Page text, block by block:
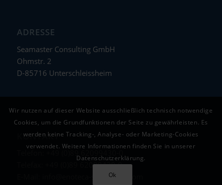
ADRESSE
Seamaster Consulting GmbH
Ohmstr. 2
D-85716 Unterschleissheim
KONTAKT
Telefax: +49 (0)89 62099430-9
info@enoteca-seamaster.com
Wir nutzen auf dieser Website ausschließlich technisch notwendige
Cookies, um die Grundfunktionen der Seite zu gewährleisten. Es
werden keine Tracking-, Analyse- oder Marketing-Cookies
verwendet. Weitere Informationen finden Sie in unserer
Datenschutzerklärung.
Ok